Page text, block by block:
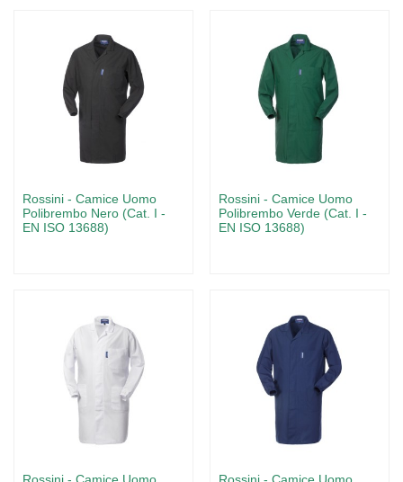
Rossini - Camice Uomo
Polibrembo Nero (Cat. I -
EN ISO 13688)
Rossini - Camice Uomo
Polibrembo Verde (Cat. I -
EN ISO 13688)
Rossini - Camice Uomo
Rossini - Camice Uomo